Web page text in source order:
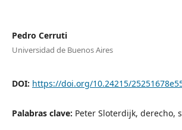
Pedro Cerruti
Universidad de Buenos Aires
DOI: https://doi.org/10.24215/
Palabras clave: Peter Sloterdijk, derecho,